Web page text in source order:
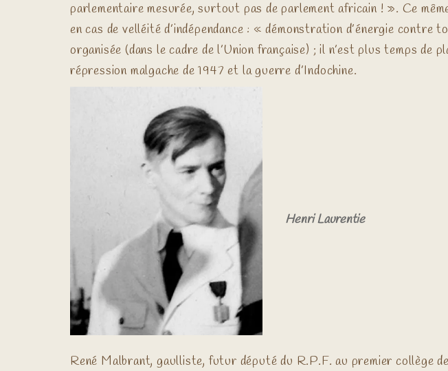
parlementaire mesurée, surtout pas de parlement africain ! ». Ce
en cas de velléité d’indépendance : « démonstration d’énergie contre
organisée (dans le cadre de l’Union française) ; il n’est plus temps
répression malgache de 1947 et la guerre d’Indochine.
Henri Laurentie
René Malbrant, gaulliste, futur député du R.P.F. au premier collège